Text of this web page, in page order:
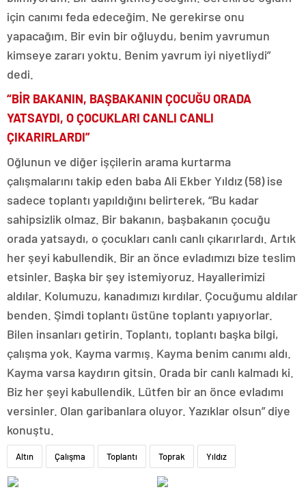
için canımı feda edeceğim. Ne gerekirse onu
yapacağım. Bir evin bir oğluydu, benim yavrumun
kimseye zararı yoktu. Benim yavrum iyi niyetliydi”
dedi.
“BİR BAKANIN, BAŞBAKANIN ÇOCUĞU ORADA
YATSAYDI, O ÇOCUKLARI CANLI CANLI
ÇIKARIRLARDI”
Oğlunun ve diğer işçilerin arama kurtarma
çalışmalarını takip eden baba Ali Ekber Yıldız (58) ise
sadece toplantı yapıldığını belirterek, “Bu kadar
sahipsizlik olmaz. Bir bakanın, başbakanın çocuğu
orada yatsaydı, o çocukları canlı canlı çıkarırlardı. Artık
her şeyi kabullendik. Bir an önce evladımızı bize teslim
etsinler. Başka bir şey istemiyoruz. Hayallerimizi
aldılar. Kolumuzu, kanadımızı kırdılar. Çocuğumu aldılar
benden. Şimdi toplantı üstüne toplantı yapıyorlar.
Bilen insanları getirin. Toplantı, toplantı başka bilgi,
çalışma yok. Kayma varmış. Kayma benim canımı aldı.
Kayma varsa kaydırın gitsin. Orada bir canlı kalmadı ki.
Biz her şeyi kabullendik. Lütfen bir an önce evladımı
versinler. Olan garibanlara oluyor. Yazıklar olsun” diye
konuştu.
Altın Çalışma Toplantı Toprak Yıldız